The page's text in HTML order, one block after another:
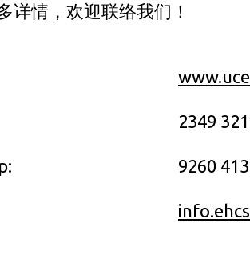
详情，欢迎联络我们！
2349
9260